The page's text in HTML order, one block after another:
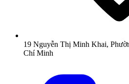
19 Nguyễn Thị Minh Khai,
Chí Minh